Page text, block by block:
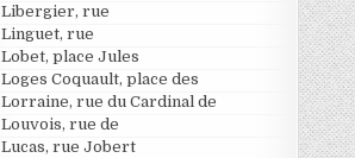
Libergier, rue
Linguet, rue
Lobet, place Jules
Loges Coquault, place des
Lorraine, rue du Cardinal de
Louvois, rue de
Lucas, rue Jobert